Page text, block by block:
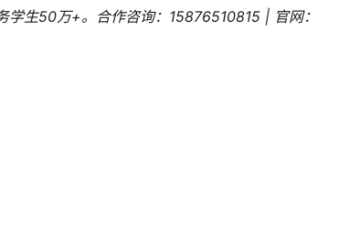
生50万+。合作咨询：15876510815 | 官网：